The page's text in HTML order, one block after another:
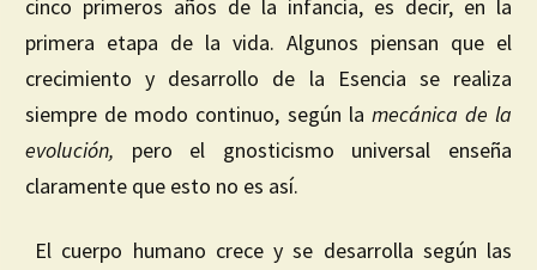
cinco primeros años de la infancia, es decir, en la
primera etapa de la vida. Algunos piensan que el
crecimiento y desarrollo de la Esencia se realiza
siempre de modo continuo, según la mecánica de la
evolución, pero el gnosticismo universal enseña
claramente que esto no es así.
El cuerpo humano crece y se desarrolla según las